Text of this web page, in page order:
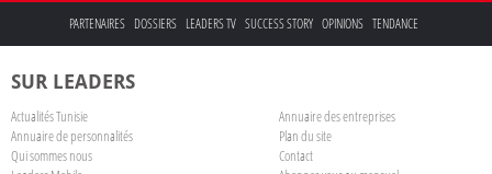
PARTENAIRES DOSSIERS LEADERS TV SUCCESS STORY OPINIONS TENDANCE
SUR LEADERS
Actualités Tunisie
Annuaire des entreprises
Annuaire de personnalités
Plan du site
Qui sommes nous
Contact